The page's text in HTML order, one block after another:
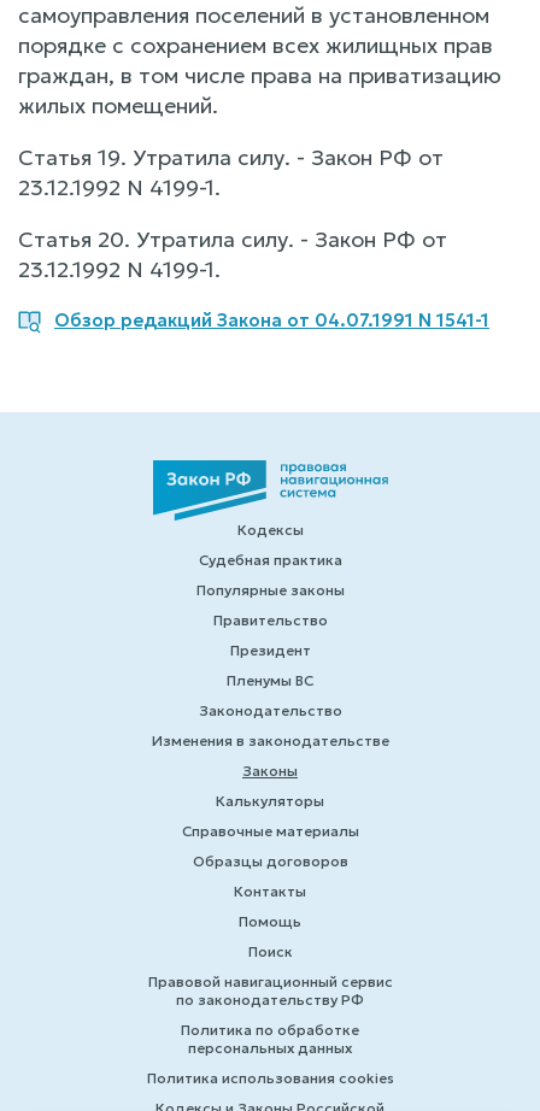
самоуправления поселений в установленном
порядке с сохранением всех жилищных прав
граждан, в том числе права на приватизацию
жилых помещений.
Статья 19. Утратила силу. - Закон РФ от
23.12.1992 N 4199-1.
Статья 20. Утратила силу. - Закон РФ от
23.12.1992 N 4199-1.
Обзор редакций Закона от 04.07.1991 N 1541-1
Кодексы
Судебная практика
Популярные законы
Правительство
Президент
Пленумы ВС
Законодательство
Изменения в законодательстве
Законы
Калькуляторы
Справочные материалы
Образцы договоров
Контакты
Помощь
Поиск
Правовой навигационный сервис
по законодательству РФ
Политика по обработке
персональных данных
Политика использования cookies